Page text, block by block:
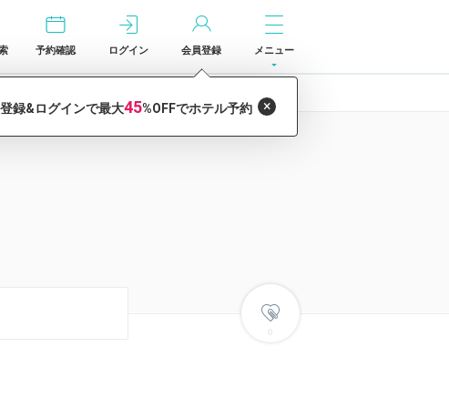
予約確認 ログイン 会員登録 メニュー